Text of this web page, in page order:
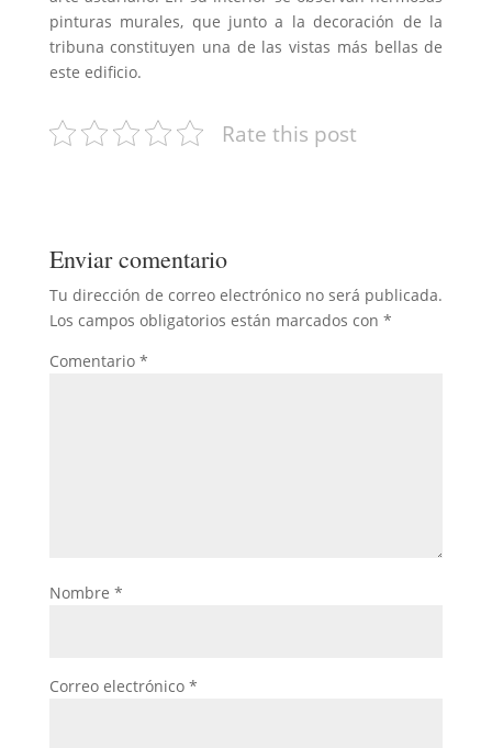
pinturas murales, que junto a la decoración de la
tribuna constituyen una de las vistas más bellas de
este edificio.
Rate this post
Enviar comentario
Tu dirección de correo electrónico no será publicada.
Los campos obligatorios están marcados con *
Comentario *
Nombre *
Correo electrónico *